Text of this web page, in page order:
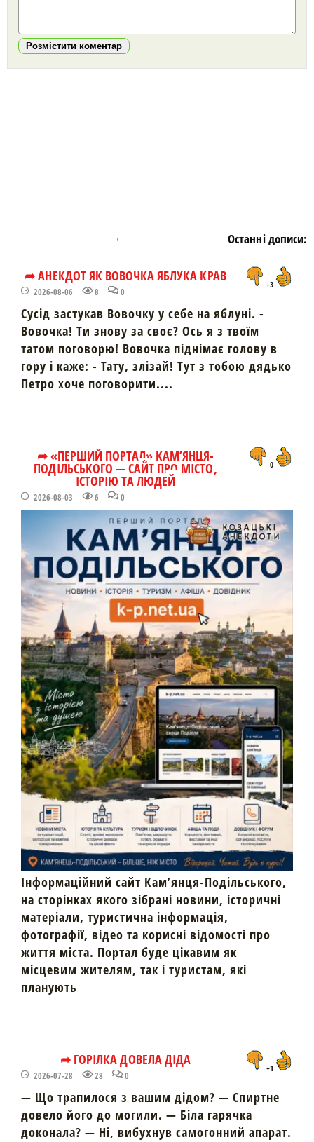
Розмістити коментар
Останні дописи:
➦ АНЕКДОТ ЯК ВОВОЧКА ЯБЛУКА КРАВ
2026-08-06 8 0
+3
Сусід застукав Вовочку у себе на яблуні. -
Вовочка! Ти знову за своє? Ось я з твоїм
татом поговорю! Вовочка піднімає голову в
гору і каже: - Тату, злізай! Тут з тобою дядько
Петро хоче поговорити....
➦ «ПЕРШИЙ ПОРТАЛ» КАМ’ЯНЦЯ-
ПОДІЛЬСЬКОГО — САЙТ ПРО МІСТО,
ІСТОРІЮ ТА ЛЮДЕЙ
2026-08-03 6 0
0
Інформаційний сайт Кам’янця-Подільського,
на сторінках якого зібрані новини, історичні
матеріали, туристична інформація,
фотографії, відео та корисні відомості про
життя міста. Портал буде цікавим як
місцевим жителям, так і туристам, які
планують
➦ ГОРІЛКА ДОВЕЛА ДІДА
2026-07-28 28 0
+1
— Що трапилося з вашим дідом? — Спиртне
довело його до могили. — Біла гарячка
доконала? — Ні, вибухнув самогонний апарат.